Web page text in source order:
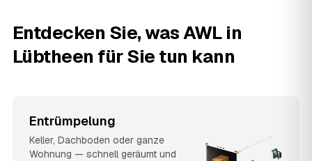
Entdecken Sie, was AWL in
Lübtheen für Sie tun kann
Entrümpelung
Keller, Dachboden oder ganze
Wohnung — schnell geräumt und